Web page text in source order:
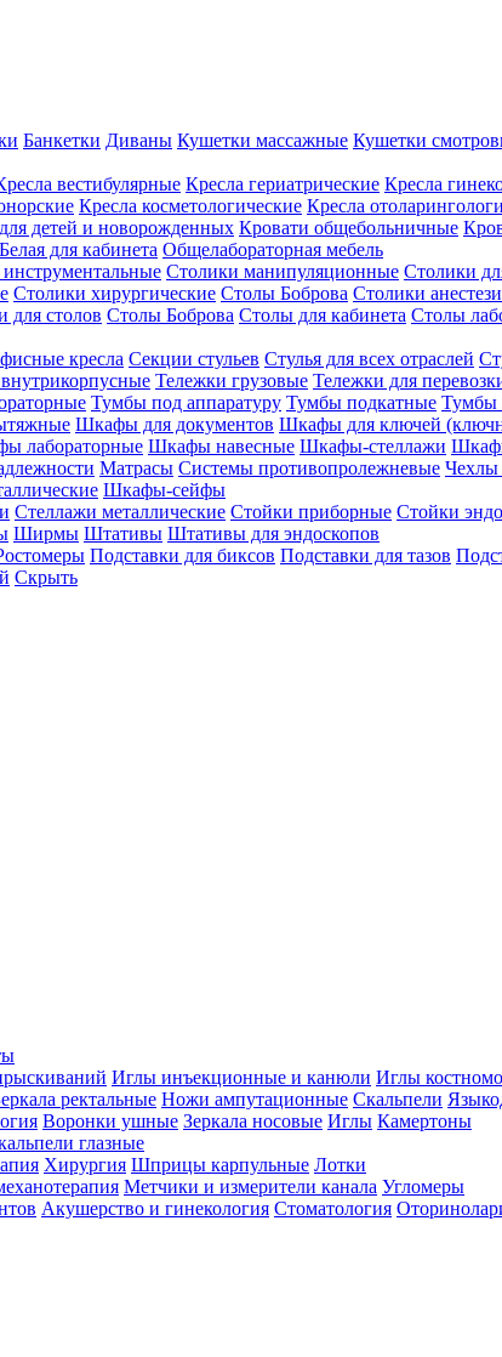
Банкетки Диваны Кушетки массажные Кушетки
вестибулярные Кресла гериатрические Кресла
Кресла косметологические Кресла
детей и новорожденных Кровати общебольничные
для кабинета Общелабораторная мебель
Столики манипуляционные Столики
Столики хирургические Столы Боброва Столики
для столов Столы Боброва Столы для кабинета Столы
кресла Секции стульев Стулья для всех отраслей
Тележки грузовые Тележки для
Тумбы под аппаратуру Тумбы подкатные Тумбы
Шкафы для документов Шкафы для ключей
лабораторные Шкафы навесные Шкафы-стеллажи
Матрасы Системы противопролежневые Чехлы
Шкафы-сейфы
Стеллажи металлические Стойки приборные Стойки
Ширмы Штативы Штативы для эндоскопов
Подставки для биксов Подставки для тазов
Скрыть
Иглы инъекционные и канюли Иглы
ректальные Ножи ампутационные Скальпели
Воронки ушные Зеркала носовые Иглы Камертоны
глазные
Хирургия Шприцы карпульные Лотки
Метчики и измерители канала Угломеры
Акушерство и гинекология Стоматология